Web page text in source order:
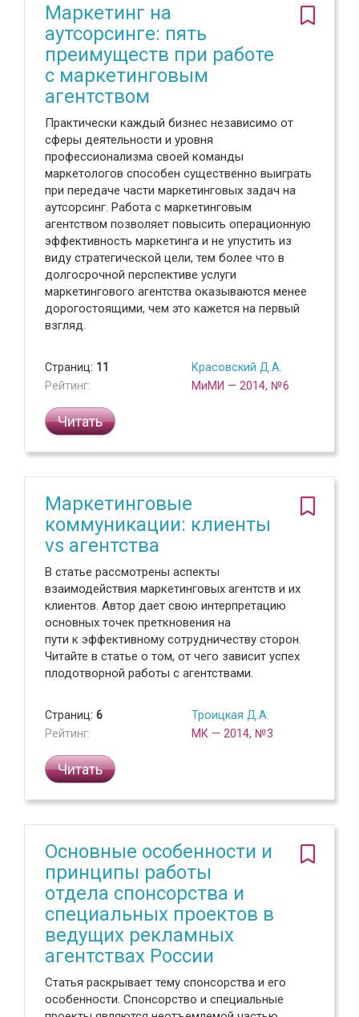
Маркетинг на
аутсорсинге: пять
преимуществ при работе
с маркетинговым
агентством
Практически каждый бизнес независимо от
сферы деятельности и уровня
профессионализма своей команды
маркетологов способен существенно выиграть
при передаче части маркетинговых задач на
аутсорсинг. Работа с маркетинговым
агентством позволяет повысить операционную
эффективность маркетинга и не упустить из
виду стратегической цели, тем более что в
долгосрочной перспективе услуги
маркетингового агентства оказываются менее
дорогостоящими, чем это кажется на первый
взгляд.
Страниц: 11
Рейтинг:
Красовский Д.А.
МиМИ — 2014, №6
Читать
Маркетинговые
коммуникации: клиенты
vs агентства
В статье рассмотрены аспекты
взаимодействия маркетинговых агентств и их
клиентов. Автор дает свою интерпретацию
основных точек преткновения на
пути к эффективному сотрудничеству сторон.
Читайте в статье о том, от чего зависит успех
плодотворной работы с агентствами.
Страниц: 6
Рейтинг:
Троицкая Д.А.
МК — 2014, №3
Читать
Основные особенности и
принципы работы
отдела спонсорства и
специальных проектов в
ведущих рекламных
агентствах России
Статья раскрывает тему спонсорства и его
особенности. Спонсорство и специальные